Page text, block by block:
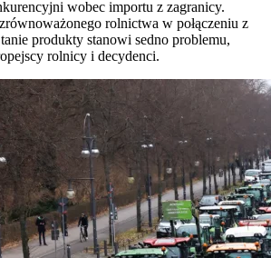
wobec importu z zagranicy.
rolnictwa w połączeniu z
produkty stanowi sedno problemu,
rolnicy i decydenci.